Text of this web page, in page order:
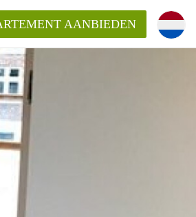
AANBIEDEN